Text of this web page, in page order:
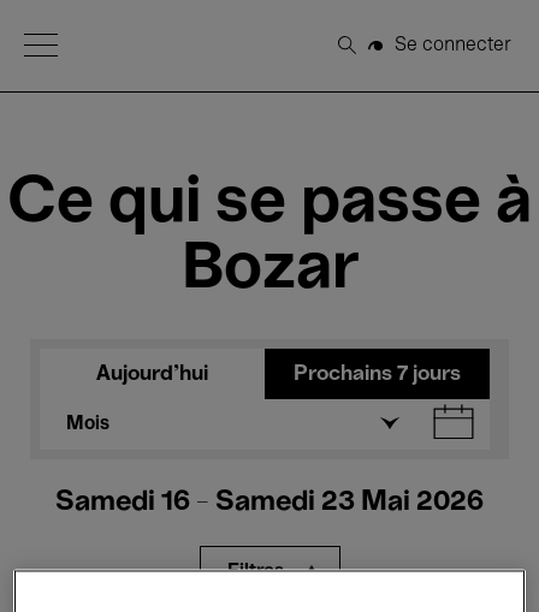
Open Menu
Rechercher
Se connecter
Ce qui se passe à
Bozar
Aujourd'hui Prochains 7 jours
Mois
Samedi 16 - Samedi 23 Mai 2026
Filtres